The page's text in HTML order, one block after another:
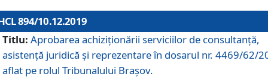
894/10.12.2019
Titlu: Aprobarea achiziţionării serviciilor de consultanţă,
asistenţă juridică şi reprezentare în dosarul nr. 4469/62/
aflat pe rolul Tribunalului Braşov.